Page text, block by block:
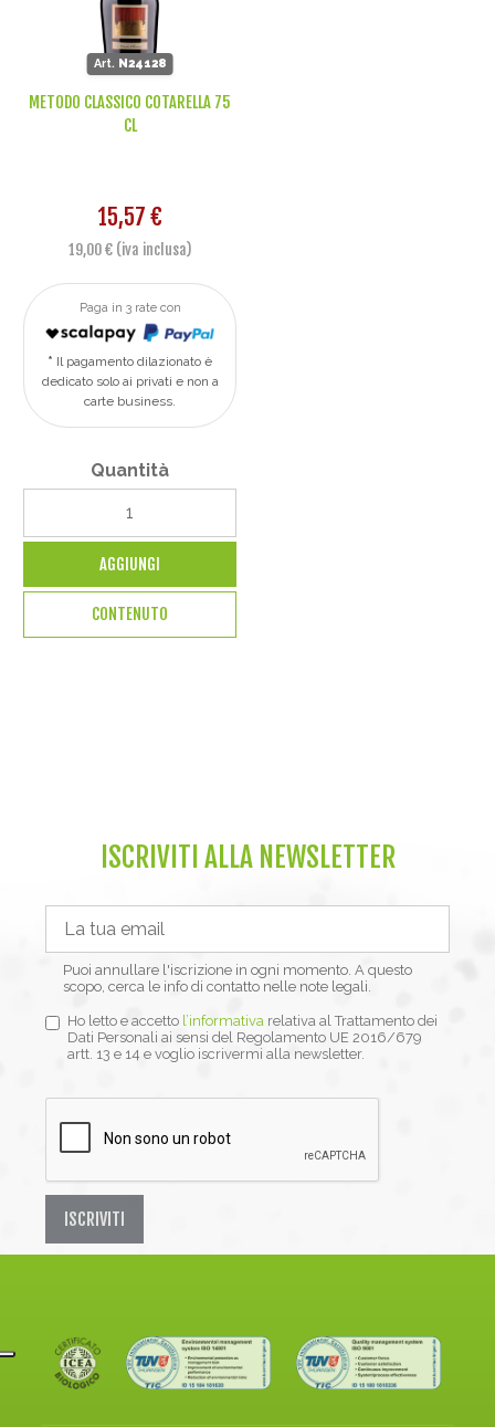
Art. N24128
METODO CLASSICO COTARELLA 75
CL
15,57 €
19,00 € (iva inclusa)
Paga in 3 rate con
Il pagamento dilazionato è
dedicato solo ai privati e non a
carte business.
Quantità
AGGIUNGI
CONTENUTO
ISCRIVITI ALLA NEWSLETTER
Puoi annullare l'iscrizione in ogni momento. A questo
scopo, cerca le info di contatto nelle note legali.
Ho letto e accetto l’informativa relativa al Trattamento dei
Dati Personali ai sensi del Regolamento UE 2016/679
artt. 13 e 14 e voglio iscrivermi alla newsletter.
ISCRIVITI